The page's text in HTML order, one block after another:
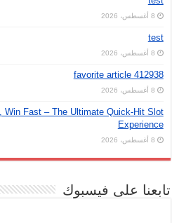
8 أغسطس، 2026
test
8 أغسطس، 2026
favorite article 412938
8 أغسطس، 2026
Win Fast – The Ultimate Quick‑Hit Slot
Experience
8 أغسطس، 2026
تابعنا على فيسبوك